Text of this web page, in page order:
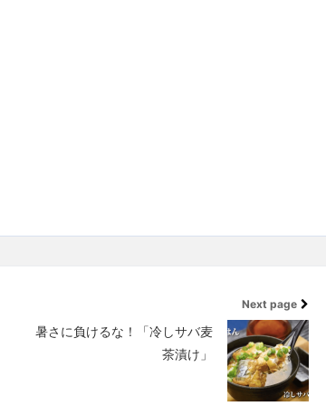
Next page
暑さに負けるな！「冷しサバ麦
茶漬け」